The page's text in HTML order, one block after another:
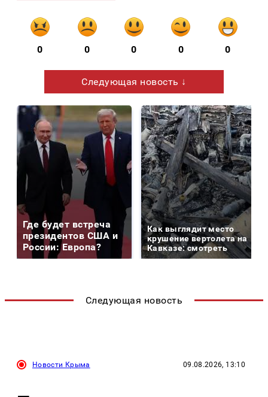
0 0 0 0 0
Следующая новость ↓
Где будет встреча
президентов США и
России: Европа?
Как выглядит место
крушение вертолета на
Кавказе: смотреть
Следующая новость
Новости Крыма 09.08.2026, 13:10